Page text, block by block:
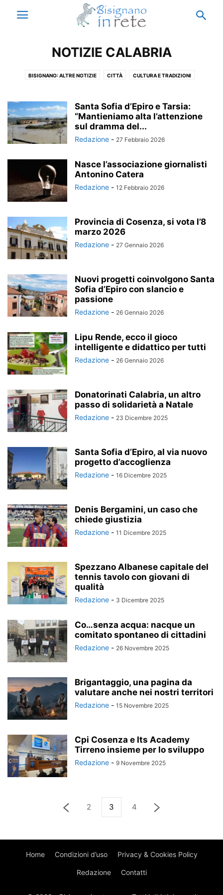
NOTIZIE CALABRIA
BISIGNANO: ALTRE NOTIZIE CITTÀ CULTURA E TRADIZIONI
NOTIZIE BISIGNANO
NOTIZIE ITALIA PARODIA RICORDI THIS IS ACRI
VACANZE A BISIGNANO
Santa Sofia d’Epiro e Tarsia:
“Mantieniamo alta l’attenzione
sul dramma del...
Redazione - 27 Febbraio 2026
Nasce l’associazione giornalisti
Antonino Catera
Redazione - 12 Febbraio 2026
Provincia di Cosenza, si vota l’8
marzo 2026
Redazione - 27 Gennaio 2026
Nuovi progetti coinvolgono Santa
Sofia d’Epiro con slancio e
passione
Redazione - 26 Gennaio 2026
Lipu Rende, ecco il gioco
intelligente e didattico per tutti
Redazione - 26 Gennaio 2026
Donatorinati Calabria, un altro
passo di solidarietà a Natale
Redazione - 23 Dicembre 2025
Santa Sofia d’Epiro, al via nuovo
progetto d’accoglienza
Redazione - 16 Dicembre 2025
Denis Bergamini, un caso che
chiede giustizia
Redazione - 11 Dicembre 2025
Spezzano Albanese capitale del
tennis tavolo con giovani di
qualità
Redazione - 3 Dicembre 2025
Co…senza acqua: nacque un
comitato spontaneo di cittadini
Redazione - 26 Novembre 2025
Brigantaggio, una pagina da
valutare anche nei nostri territori
Redazione - 15 Novembre 2025
Cpi Cosenza e Its Academy
Tirreno insieme per lo sviluppo
Redazione - 9 Novembre 2025
2 3 4
Home Condizioni d’uso Privacy & Cookies Policy
Redazione Contatti